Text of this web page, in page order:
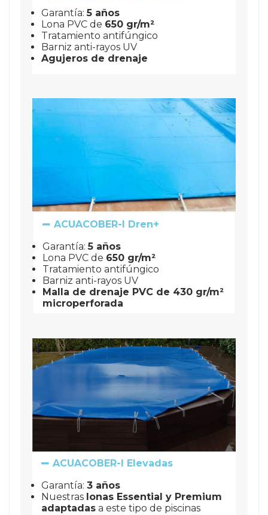
Garantía:5 años
Lona PVC de 650 gr/m²
Tratamiento antifúngico
Barniz anti-rayos UV
Agujeros de drenaje
ACUACOBER-I Dren+
Garantía:5 años
Lona PVC de 650 gr/m²
Tratamiento antifúngico
Barniz anti-rayos UV
Malla de drenaje PVC de 430 gr/m²
microperforada
ACUACOBER-I Elevadas
Garantía: 3 años
Nuestras lonas Essential y Premium
adaptadas a este tipo de piscinas